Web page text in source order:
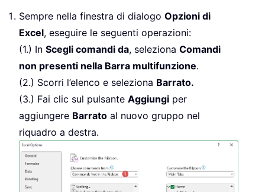
Sempre nella finestra di dialogo Opzioni di
Excel, eseguire le seguenti operazioni:
(1.) In Scegli comandi da, seleziona Comandi
non presenti nella Barra multifunzione.
(2.) Scorri l’elenco e seleziona Barrato.
(3.) Fai clic sul pulsante Aggiungi per
aggiungere Barrato al nuovo gruppo nel
riquadro a destra.